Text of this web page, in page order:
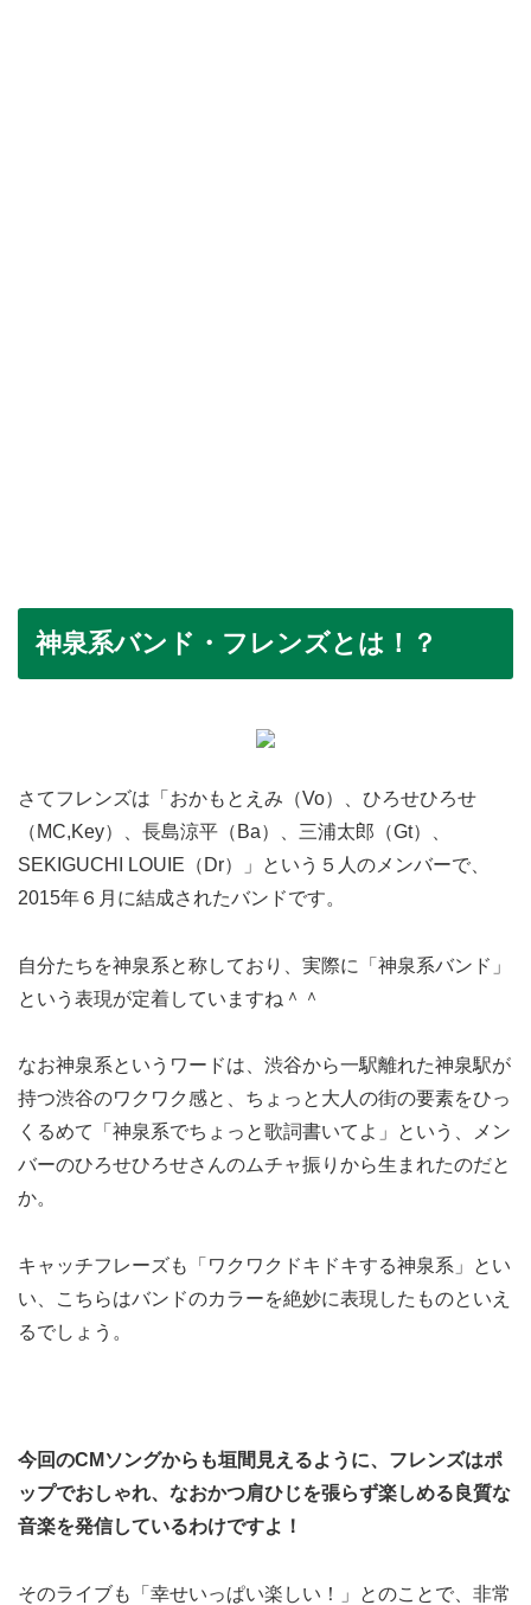
神泉系バンド・フレンズとは！？
さてフレンズは「おかもとえみ（Vo）、ひろせひろせ
（MC,Key）、長島涼平（Ba）、三浦太郎（Gt）、
SEKIGUCHI LOUIE（Dr）」という５人のメンバーで、
2015年６月に結成されたバンドです。
自分たちを神泉系と称しており、実際に「神泉系バンド」
という表現が定着していますね＾＾
なお神泉系というワードは、渋谷から一駅離れた神泉駅が
持つ渋谷のワクワク感と、ちょっと大人の街の要素をひっ
くるめて「神泉系でちょっと歌詞書いてよ」という、メン
バーのひろせひろせさんのムチャ振りから生まれたのだと
か。
キャッチフレーズも「ワクワクドキドキする神泉系」とい
い、こちらはバンドのカラーを絶妙に表現したものといえ
るでしょう。
今回のCMソングからも垣間見えるように、フレンズはポ
ップでおしゃれ、なおかつ肩ひじを張らず楽しめる良質な
音楽を発信しているわけですよ！
そのライブも「幸せいっぱい楽しい！」とのことで、非常